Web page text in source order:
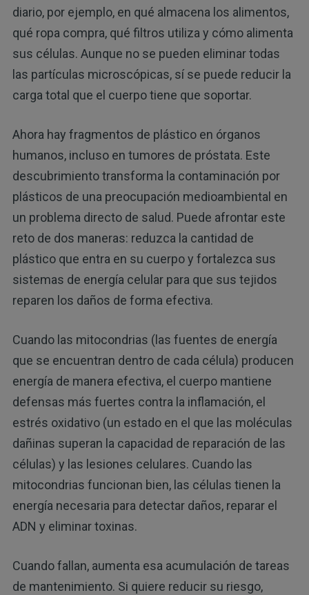
diario, por ejemplo, en qué almacena los alimentos,
qué ropa compra, qué filtros utiliza y cómo alimenta
sus células. Aunque no se pueden eliminar todas
las partículas microscópicas, sí se puede reducir la
carga total que el cuerpo tiene que soportar.
Ahora hay fragmentos de plástico en órganos
humanos, incluso en tumores de próstata. Este
descubrimiento transforma la contaminación por
plásticos de una preocupación medioambiental en
un problema directo de salud. Puede afrontar este
reto de dos maneras: reduzca la cantidad de
plástico que entra en su cuerpo y fortalezca sus
sistemas de energía celular para que sus tejidos
reparen los daños de forma efectiva.
Cuando las mitocondrias (las fuentes de energía
que se encuentran dentro de cada célula) producen
energía de manera efectiva, el cuerpo mantiene
defensas más fuertes contra la inflamación, el
estrés oxidativo (un estado en el que las moléculas
dañinas superan la capacidad de reparación de las
células) y las lesiones celulares. Cuando las
mitocondrias funcionan bien, las células tienen la
energía necesaria para detectar daños, reparar el
ADN y eliminar toxinas.
Cuando fallan, aumenta esa acumulación de tareas
de mantenimiento. Si quiere reducir su riesgo,